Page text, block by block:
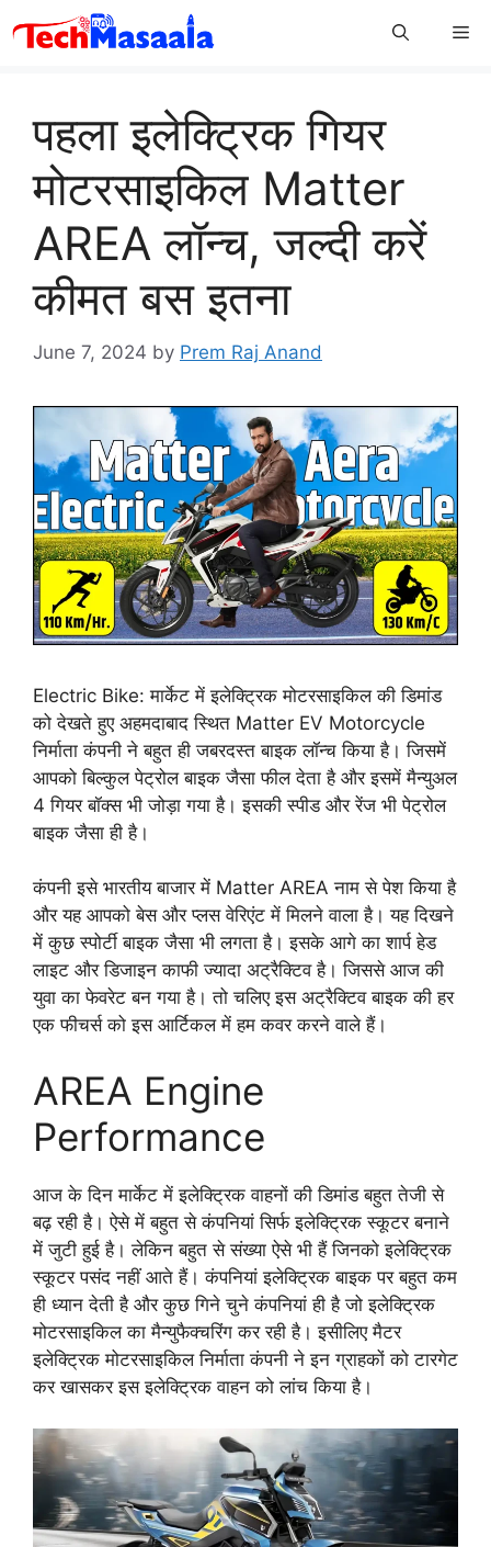
to
पहला इलेक्ट्रिक गियर
मोटरसाइकिल Matter
AREA लॉन्च, जल्दी करें
कीमत बस इतना
June 7, 2024 by Prem Raj Anand
Electric Bike: मार्केट में इलेक्ट्रिक मोटरसाइकिल की डिमांड
को देखते हुए अहमदाबाद स्थित Matter EV Motorcycle
निर्माता कंपनी ने बहुत ही जबरदस्त बाइक लॉन्च किया है। जिसमें
आपको बिल्कुल पेट्रोल बाइक जैसा फील देता है और इसमें मैन्युअल
4 गियर बॉक्स भी जोड़ा गया है‌। इसकी स्पीड और रेंज भी पेट्रोल
बाइक जैसा ही है।
कंपनी इसे भारतीय बाजार में Matter AREA नाम से पेश किया है
और यह आपको बेस और प्लस वेरिएंट में मिलने वाला है। यह दिखने
में कुछ स्पोर्टी बाइक जैसा भी लगता है। इसके आगे का शार्प हेड
लाइट और डिजाइन काफी ज्यादा अट्रैक्टिव है। जिससे आज की
युवा का फेवरेट बन गया है। तो चलिए इस अट्रैक्टिव बाइक की हर
एक फीचर्स को इस आर्टिकल में हम कवर करने वाले हैं।
AREA Engine
Performance
आज के दिन मार्केट में इलेक्ट्रिक वाहनों की डिमांड बहुत तेजी से
बढ़ रही है। ऐसे में बहुत से कंपनियां सिर्फ इलेक्ट्रिक स्कूटर बनाने
में जुटी हुई है। लेकिन बहुत से संख्या ऐसे भी हैं जिनको इलेक्ट्रिक
स्कूटर पसंद नहीं आते हैं। कंपनियां इलेक्ट्रिक बाइक पर बहुत कम
ही ध्यान देती है और कुछ गिने चुने कंपनियां ही है जो इलेक्ट्रिक
मोटरसाइकिल का मैन्युफैक्चरिंग कर रही है। इसीलिए मैटर
इलेक्ट्रिक मोटरसाइकिल निर्माता कंपनी ने इन ग्राहकों को टारगेट
कर खासकर इस इलेक्ट्रिक वाहन को लांच किया है।